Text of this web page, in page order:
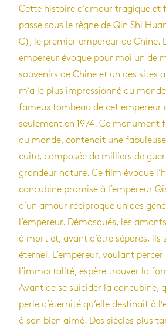
Cette histoire d’amour tragique et
passe sous le règne de Qin Shi
C), le premier empereur de Chine.
empereur évoque pour moi un de
souvenirs de Chine et un des sites
m’a le plus impressionné au
fameux tombeau de cet empereur
seulement en 1974. Ce monument
au monde, contenait une
cuite, composée de milliers de
grandeur nature. Ce film évoque
concubine promise à l’empereur
d’un amour réciproque un des
l’empereur. Démasqués, les
à mort et, avant d’être séparés, ils
éternel. L’empereur, voulant percer
l’immortalité, espère trouver la
Avant de se suicider la concubine,
perle d’éternité qu’elle destinait à
à son bien aimé. Des siècles plus